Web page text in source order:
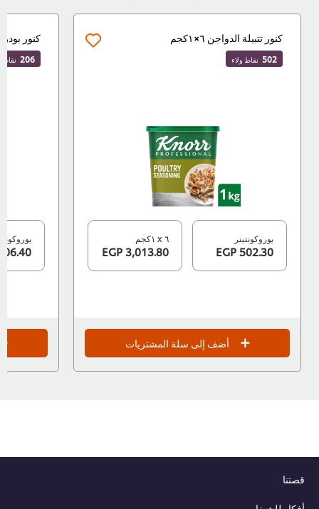
كنور تتبيلة الدواجن ٦×١كجم
502 نقاط ولاء
يوروكونتينر
502.30 EGP
3,013.80 EGP
أضف إلى سلة المشتريات
كنور بودرة
206 نقاط ولاء
يوروكونتينر
206.40 EGP
قصتنا